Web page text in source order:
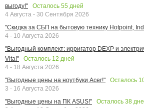
выгоду!"
Осталось 55 дней
4 Августа - 30 Сентября 2026
"Скидка за СБП на бытовую технику Hotpoint,
4 - 10 Августа 2026
"Выгодный комплект: ирригатор DEXP и
Vita!"
Осталось 12 дней
4 - 18 Августа 2026
"Выгодные цены на ноутбуки Acer!"
Осталось
3 - 16 Августа 2026
"Выгодные цены на ПК ASUS!"
Осталось 38